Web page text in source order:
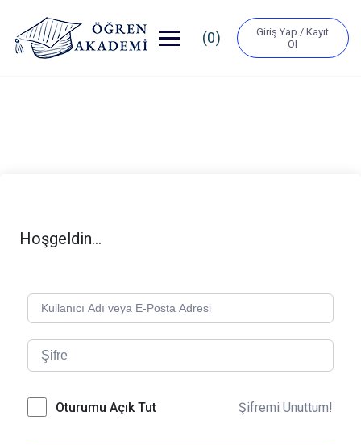
(0)
Giriş Yap / Kayıt
Ol
Hoşgeldin...
Oturumu Açık Tut Şifremi Unuttum!